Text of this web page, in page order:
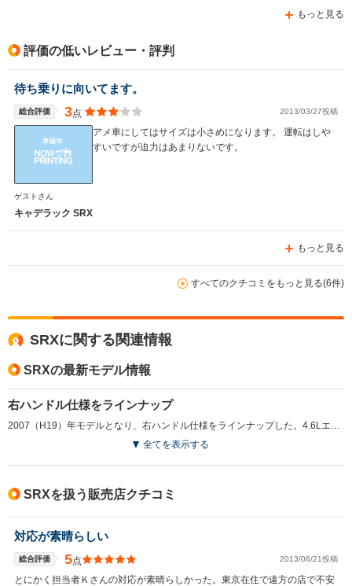
もっと見る
評価の低いレビュー・評判
待ち乗りに向いてます。
総合評価 3点 2013/03/27投稿
アメ車にしてはサイズは小さめになります。 運転はしや
すいですが迫力はあまりないです。
ゲストさん
キャデラック SRX
もっと見る
すべてのクチコミをもっと見る(6件)
SRXに関する関連情報
SRXの最新モデル情報
右ハンドル仕様をラインナップ
全てを表示する
SRXを扱う販売店クチコミ
対応が素晴らしい
総合評価 5点 2013/06/21投稿
とにかく担当者Ｋさんの対応が素晴らしかった。東京在住で遠方の店で不安